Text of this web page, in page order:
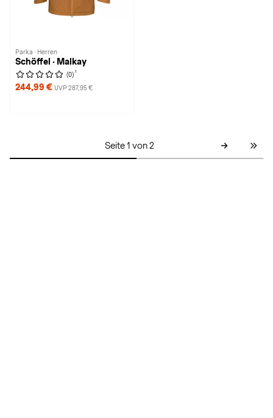
Parka · Herren
Schöffel · Malkay
(0) 1
244,99 € UVP 287,95 €
Seite 1 von 2